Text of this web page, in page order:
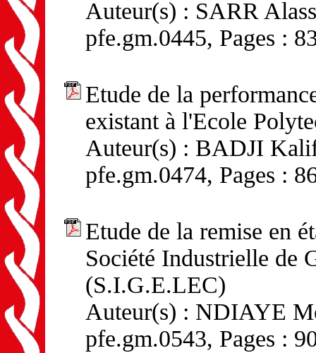
Auteur(s) : SARR
pfe.gm.0445, Pages :
Etude de la
existant à l'Ecole
Auteur(s) : BADJI
pfe.gm.0474, Pages :
Etude de la remise en
Société Industrielle de
(S.I.G.E.LEC)
Auteur(s) : NDIAYE
pfe.gm.0543, Pages :